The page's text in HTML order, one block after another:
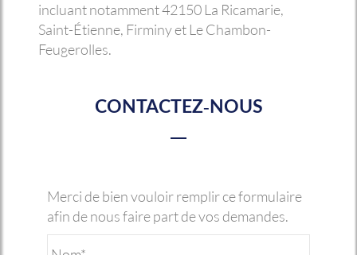
incluant notamment 42150 La Ricamarie,
Saint-Étienne, Firminy et Le Chambon-
Feugerolles.
CONTACTEZ-NOUS
Merci de bien vouloir remplir ce formulaire
afin de nous faire part de vos demandes.